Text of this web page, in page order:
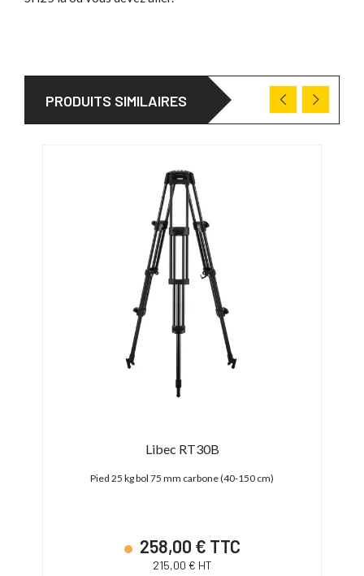
PRODUITS SIMILAIRES
Libec RT30B
Pied 25 kg bol 75 mm carbone (40-150 cm)
258,00 € TTC
215,00 € HT